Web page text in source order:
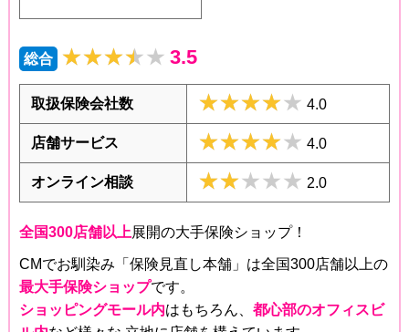
総合 ★★★★★
★★★★★ 3.5
取扱保険会社数 ★★★★★
★★★★★ 4.0
店舗サービス ★★★★★
★★★★★ 4.0
オンライン相談 ★★★★★
★★★★★ 2.0
全国300店舗以上展開の大手保険ショップ！
CMでお馴染み「保険見直し本舗」は全国300店舗以上の
最大手保険ショップです。
ショッピングモール内はもちろん、 都心部のオフィスビ